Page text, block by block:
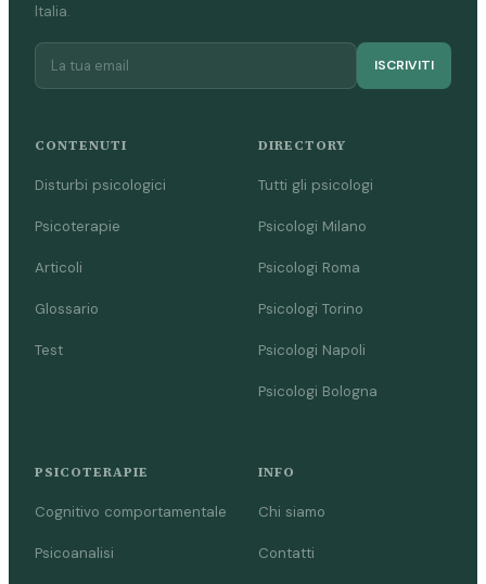
Italia.
ISCRIVITI
CONTENUTI
Disturbi psicologici
Psicoterapie
Articoli
Glossario
Test
DIRECTORY
Tutti gli psicologi
Psicologi Milano
Psicologi Roma
Psicologi Torino
Psicologi Napoli
Psicologi Bologna
PSICOTERAPIE
Cognitivo comportamentale
Psicoanalisi
INFO
Chi siamo
Contatti